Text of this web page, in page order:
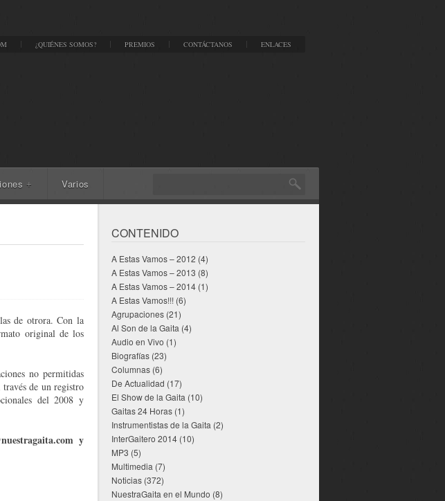
¿QUIÉNES SOMOS? PREMIOS CONTÁCTANOS ENLACES
+ Varios
de otrora. Con la
original de los
no permitidas
de un registro
del 2008 y
y
CONTENIDO
A Estas Vamos – 2012 (4)
A Estas Vamos – 2013 (8)
A Estas Vamos – 2014 (1)
A Estas Vamos!!! (6)
Agrupaciones (21)
Al Son de la Gaita (4)
Audio en Vivo (1)
Biografías (23)
Columnas (6)
De Actualidad (17)
El Show de la Gaita (10)
Gaitas 24 Horas (1)
Instrumentistas de la Gaita (2)
InterGaitero 2014 (10)
MP3 (5)
Multimedia (7)
Noticias (372)
NuestraGaita en el Mundo (8)